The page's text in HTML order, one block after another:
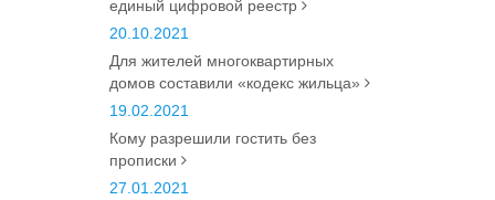
единый цифровой реестр
20.10.2021
Для жителей многоквартирных
домов составили «кодекс жильца»
19.02.2021
Кому разрешили гостить без
прописки
27.01.2021